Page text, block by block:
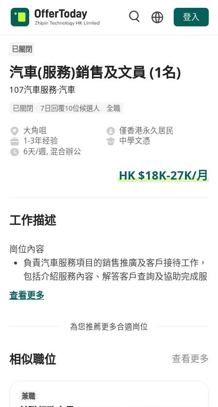
登入
已關閉
汽車(服務)銷售及文員 (1名)
107汽車服務·汽車
已關閉 7日回覆10位候選人 全職
大角咀
僅香港永久居民
1-3年经验
中學文憑
6天/週, 混合辦公
HK $18K-27K/月
工作描述
崗位內容
負責汽車服務項目的銷售推廣及客戶接待工作，
包括介紹服務內容、解答客戶查詢及協助完成服
務預約。
處理日常文書作業，如文件整理、資料輸入、報
協助推動店舖日常運作，包括庫存文件核對、服
配合團隊於週六營運安排，支援現場服務流程順
汽車服務相關業務理解及服務品質。
查看更多
為您推薦更多合適崗位
相似職位 查看更多
兼職